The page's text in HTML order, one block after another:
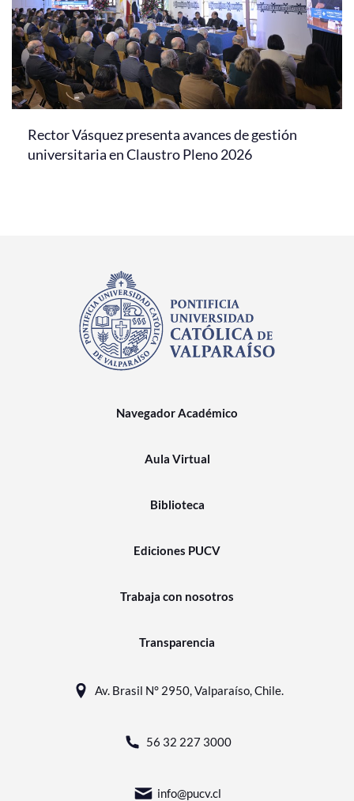
Rector Vásquez presenta avances de gestión
universitaria en Claustro Pleno 2026
Navegador Académico
Aula Virtual
Biblioteca
Ediciones PUCV
Trabaja con nosotros
Transparencia
Av. Brasil N° 2950, Valparaíso, Chile.
56 32 227 3000
info@pucv.cl